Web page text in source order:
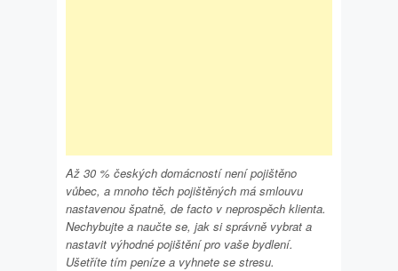
Až 30 % českých domácností není pojištěno
vůbec, a mnoho těch pojištěných má smlouvu
nastavenou špatně, de facto v neprospěch klienta.
Nechybujte a naučte se, jak si správně vybrat a
nastavit výhodné pojištění pro vaše bydlení.
Ušetříte tím peníze a vyhnete se stresu.